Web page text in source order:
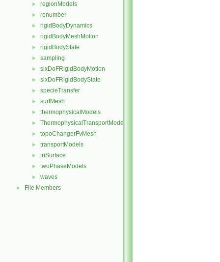
► regionModels
► renumber
► rigidBodyDynamics
► rigidBodyMeshMotion
► rigidBodyState
► sampling
► sixDoFRigidBodyMotion
► sixDoFRigidBodyState
► specieTransfer
► surfMesh
► thermophysicalModels
► ThermophysicalTransportModels
► topoChangerFvMesh
► transportModels
► triSurface
► twoPhaseModels
► waves
► File Members